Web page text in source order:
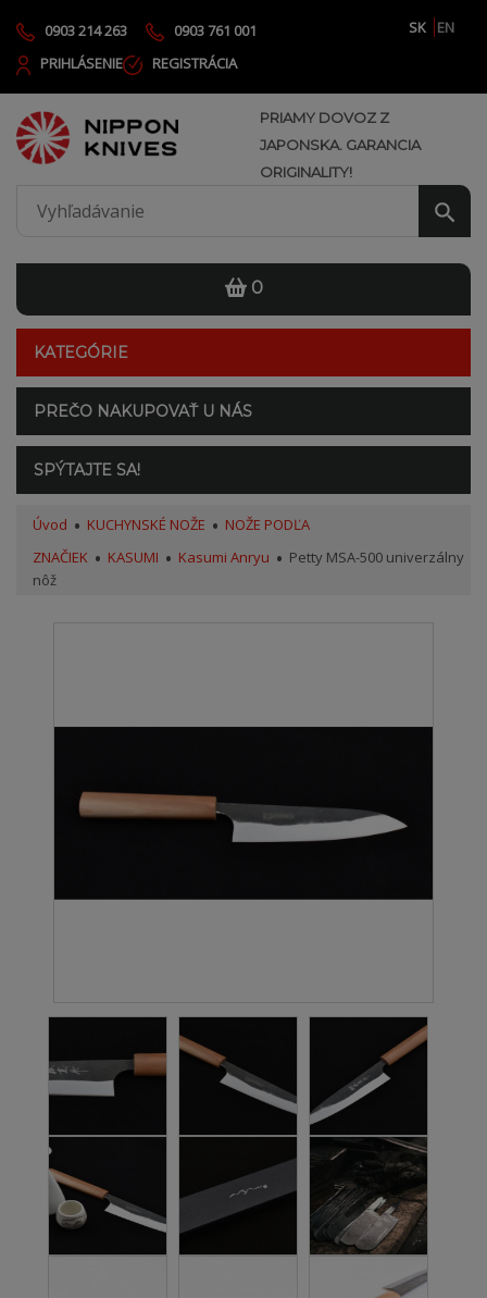
0903 214 263 0903 761 001 SK
EN
PRIHLÁSENIE
REGISTRÁCIA
PRIAMY DOVOZ Z
JAPONSKA. GARANCIA
ORIGINALITY!
0
KATEGÓRIE
PREČO NAKUPOVAŤ U NÁS
SPÝTAJTE SA!
Úvod KUCHYNSKÉ NOŽE
NOŽE PODĽA
ZNAČIEK
KASUMI Kasumi Anryu
Petty MSA-500 univerzálny
nôž